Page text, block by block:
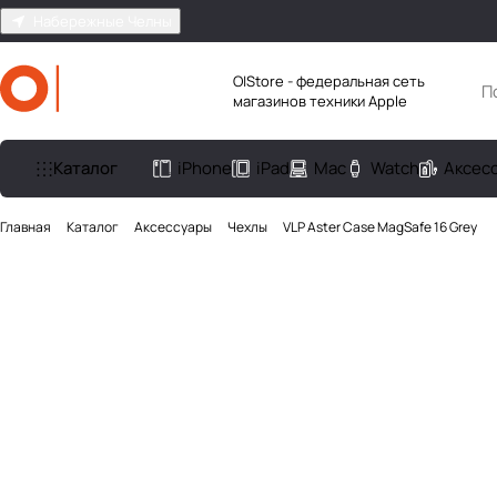
O|Store - федеральная сеть
магазинов техники Apple
Каталог iPhone iPad Mac Watch
Главная Каталог Аксесcуары Чехлы VLP Aster Case MagSafe 16 Grey